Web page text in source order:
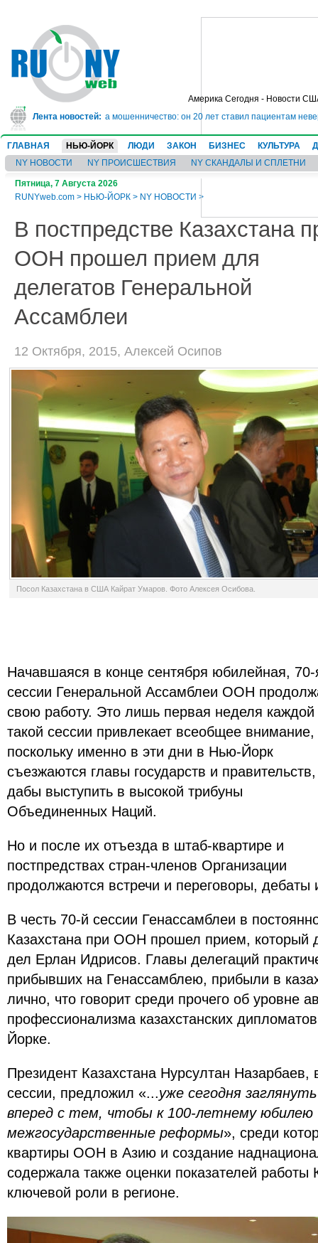
Америка Сегодня - Новости
Лента новостей:
в тюрьму на 10 лет за мошенничество: он 20 лет ставил пациентам
ГЛАВНАЯ НЬЮ-ЙОРК ЛЮДИ ЗАКОН БИЗНЕС КУЛЬТУРА
NY НОВОСТИ
NY ПРОИСШЕСТВИЯ NY СКАНДАЛЫ И СПЛЕТНИ
Пятница, 7 Августа 2026
RUNYweb.com > НЬЮ-ЙОРК > NY НОВОСТИ >
В постпредстве Казахстана
ООН прошел прием для
делегатов Генеральной
Ассамблеи
12 Октября, 2015, Алексей Осипов
Посол Казахстана в США Кайрат Умаров. Фото Алексея Осибова.
Начавшаяся в конце сентября юбилейная, 70-
сессии Генеральной Ассамблеи ООН
свою работу. Это лишь первая неделя каждой
такой сессии привлекает всеобщее внимание,
поскольку именно в эти дни в Нью-Йорк
съезжаются главы государств и правительств,
дабы выступить в высокой трибуны
Объединенных Наций.
Но и после их отъезда в штаб-квартире и
постпредствах стран-членов Организации
продолжаются встречи и переговоры,
В честь 70-й сессии Генассамблеи в
Казахстана при ООН прошел прием, который
дел Ерлан Идрисов. Главы делегаций
прибывших на Генассамблею, прибыли в
лично, что говорит среди прочего об уровне
профессионализма казахстанских
Йорке.
Президент Казахстана Нурсултан Назарбаев,
сессии, предложил «...уже сегодня
вперед с тем, чтобы к 100-летнему
межгосударственные реформы», среди
квартиры ООН в Азию и создание
содержала также оценки показателей работы
ключевой роли в регионе.